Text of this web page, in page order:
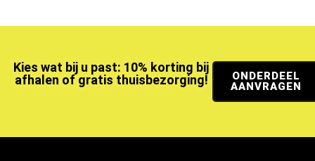
Kies wat bij u past: 10% korting bij
afhalen of gratis thuisbezorging!
ONDERDEEL
AANVRAGEN